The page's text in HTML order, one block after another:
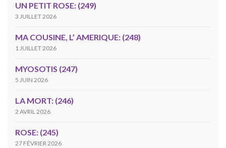
UN PETIT ROSE: (249)
3 JUILLET 2026
MA COUSINE, L’ AMERIQUE: (248)
1 JUILLET 2026
MYOSOTIS (247)
5 JUIN 2026
LA MORT: (246)
2 AVRIL 2026
ROSE: (245)
27 FÉVRIER 2026